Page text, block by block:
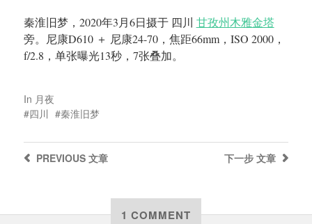
秦淮旧梦，2020年3月6日摄于 四川 甘孜州木雅金塔
旁。尼康D610 ＋ 尼康24-70，焦距66mm，ISO 2000，
f/2.8，单张曝光13秒，7张叠加。
In 月夜
四川
秦淮旧梦
下一步 文章
PREVIOUS文章
1 COMMENT